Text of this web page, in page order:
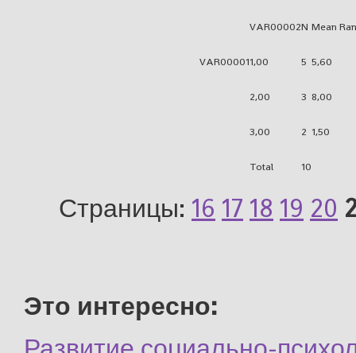
VAR00002N Mean
VAR000011,00 5 5,60
2,00 3 8,00
3,00 2 1,50
Total 10
Страницы: 16 17 18 19 20
Это интересно: